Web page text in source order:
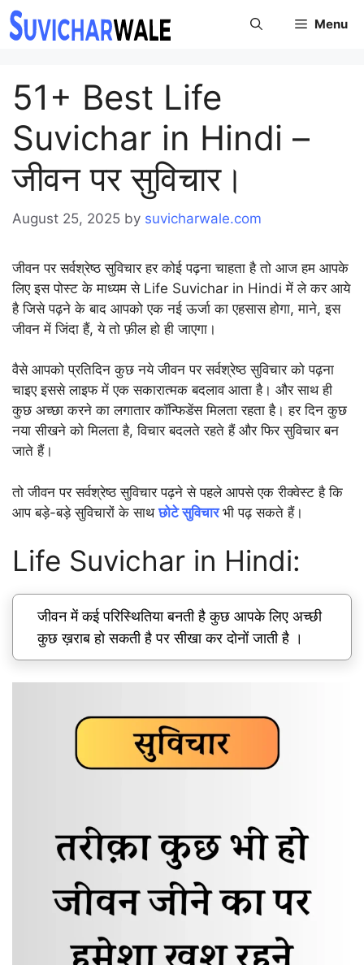
Skip
to
Menu
51+ Best Life
Suvichar in Hindi –
जीवन पर सुविचार।
August 25, 2025 by suvicharwale.com
जीवन पर सर्वश्रेष्ठ सुविचार हर कोई पढ़ना चाहता है तो आज हम आपके
लिए इस पोस्ट के माध्यम से Life Suvichar in Hindi में ले कर आये
है जिसे पढ़ने के बाद आपको एक नई ऊर्जा का एहसास होगा, माने, इस
जीवन में जिंदा हैं, ये तो फ़ील हो ही जाएगा।
वैसे आपको प्रतिदिन कुछ नये जीवन पर सर्वश्रेष्ठ सुविचार को पढ़ना
चाइए इससे लाइफ में एक सकारात्मक बदलाव आता है। और साथ ही
कुछ अच्छा करने का लगातार कॉन्फिडेंस मिलता रहता है। हर दिन कुछ
नया सीखने को मिलता है, विचार बदलते रहते हैं और फिर सुविचार बन
जाते हैं।
तो जीवन पर सर्वश्रेष्ठ सुविचार पढ़ने से पहले आपसे एक रीक्वेस्ट है कि
आप बड़े-बड़े सुविचारों के साथछोटे सुविचारभी पढ़ सकते हैं।
Life Suvichar in Hindi:
जीवन में कई परिस्थितिया बनती है कुछ आपके लिए अच्छी
कुछ ख़राब हो सकती है पर सीखा कर दोनों जाती है ।